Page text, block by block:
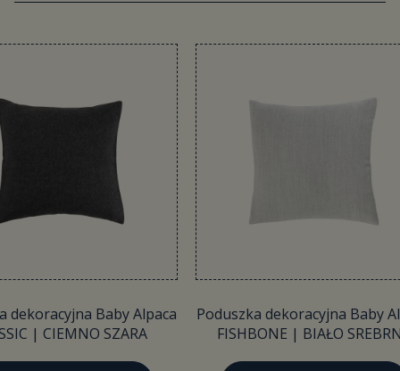
dekoracyjna Baby Alpaca
| CIEMNO SZARA
Poduszka dekoracyjna Baby
FISHBONE | BIAŁO